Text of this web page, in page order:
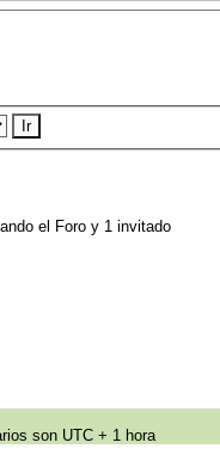
el Foro y 1 invitado
son UTC + 1 hora